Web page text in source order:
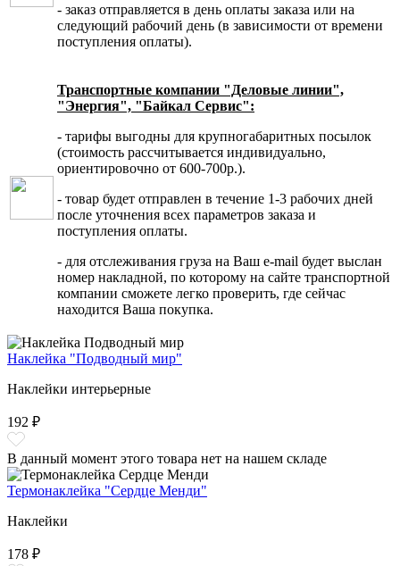
- заказ отправляется в день оплаты заказа или на
следующий рабочий день (в зависимости от времени
поступления оплаты).
Транспортные компании "Деловые линии",
"Энергия", "Байкал Сервис":
- тарифы выгодны для крупногабаритных посылок
(стоимость рассчитывается индивидуально,
ориентировочно от 600-700р.).
- товар будет отправлен в течение 1-3 рабочих дней
после уточнения всех параметров заказа и
поступления оплаты.
- для отслеживания груза на Ваш e-mail будет выслан
номер накладной, по которому на сайте транспортной
компании сможете легко проверить, где сейчас
находится Ваша покупка.
Наклейка "Подводный мир"
Наклейки интерьерные
192 ₽
В данный момент этого товара нет на нашем складе
Термонаклейка "Сердце Менди"
Наклейки
178 ₽